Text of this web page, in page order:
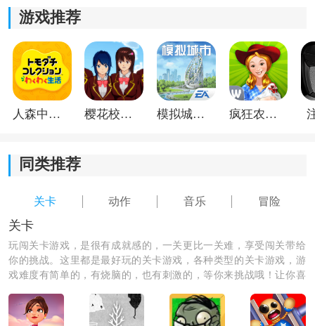
《花样滑冰》游戏亮点：
游戏推荐
人森中文版 樱花校园模拟器1.048.00中文版 模拟城市我是巿长联机版 疯狂农场3美国派19
同类推荐
关卡 动作 音乐 冒险
关卡
玩闯关卡游戏，是很有成就感的，一关更比一关难，享受闯关带给
你的挑战。这里都是最好玩的关卡游戏，各种类型的关卡游戏，游
戏难度有简单的，有烧脑的，也有刺激的，等你来挑战哦！让你喜